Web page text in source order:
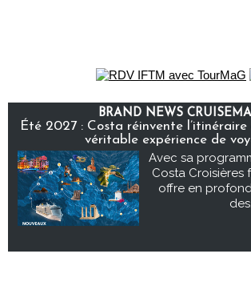
BRAND NEWS
Été 2027 : Costa réinvente l’itinéraire
véritable expérience de
Avec sa
Costa Croisières
offre en